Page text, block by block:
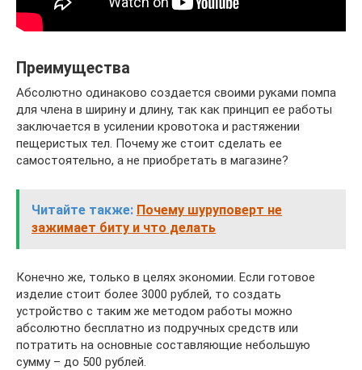
Преимущества
Абсолютно одинаково создается своими руками помпа
для члена в ширину и длину, так как принцип ее работы
заключается в усилении кровотока и растяжении
пещеристых тел. Почему же стоит сделать ее
самостоятельно, а не приобретать в магазине?
Читайте также: Почему шуруповерт не
зажимает биту и что делать
Конечно же, только в целях экономии. Если готовое
изделие стоит более 3000 рублей, то создать
устройство с таким же методом работы можно
абсолютно бесплатно из подручных средств или
потратить на основные составляющие небольшую
сумму – до 500 рублей.